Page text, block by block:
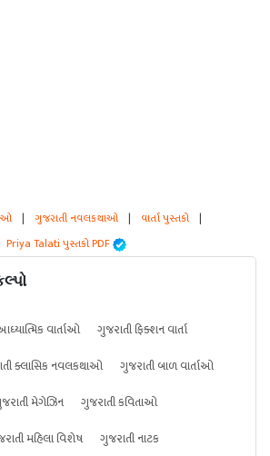
| ગુજરાતી નવલકથાઓ | વાર્તા પુસ્તકો |
Priya Talati પુસ્તકો PDF
વાર્તાઓ
ગુજરાતી ફિક્શન વાર્તા
ક્લાસિક નવલકથાઓ
ગુજરાતી બાળ વાર્તાઓ
મેગેઝિન
ગુજરાતી કવિતાઓ
મહિલા વિશેષ
ગુજરાતી નાટક